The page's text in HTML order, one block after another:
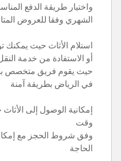
واختيار طريقة الدفع
الشهري وفقا للعروض
استلام الأثاث حيث يمكنك
أو الاستفادة من خدمة
حيث يقوم فريق متخصص
في الرياض بطريقة آمنة
إمكانية الوصول إلى
وقت
وفق شروط الحجز مع
الحاجة